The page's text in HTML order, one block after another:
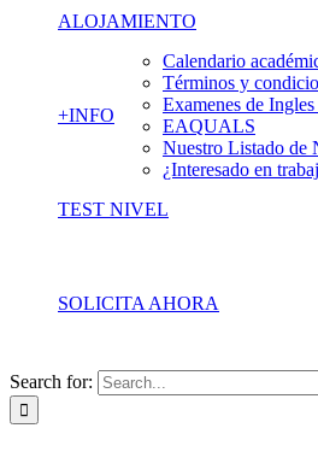
ALOJAMIENTO
+INFO
Calendario
Términos y
Examenes de
EAQUALS
Nuestro Listado de
¿Interesado en
TEST NIVEL
SOLICITA AHORA
Search for: